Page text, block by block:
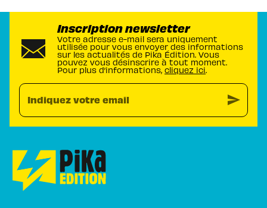
Inscription newsletter
Votre adresse e-mail sera uniquement
utilisée pour vous envoyer des informations
sur les actualités de Pika Édition. Vous
pouvez vous désinscrire à tout moment.
Pour plus d’informations, cliquez ici.
Indiquez votre email send